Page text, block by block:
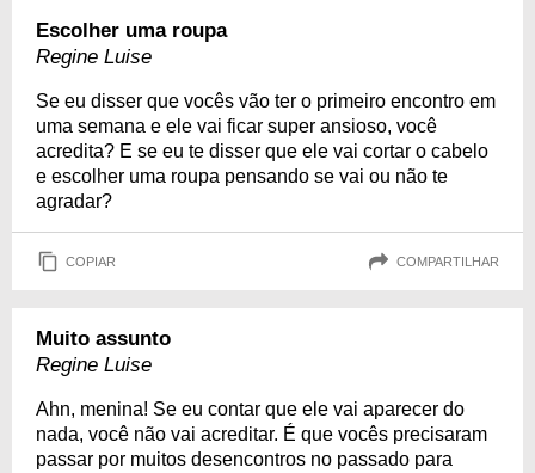
Escolher uma roupa
Regine Luise
Se eu disser que vocês vão ter o primeiro encontro em
uma semana e ele vai ficar super ansioso, você
acredita? E se eu te disser que ele vai cortar o cabelo
e escolher uma roupa pensando se vai ou não te
agradar?
COPIAR COMPARTILHAR
Muito assunto
Regine Luise
Ahn, menina! Se eu contar que ele vai aparecer do
nada, você não vai acreditar. É que vocês precisaram
passar por muitos desencontros no passado para